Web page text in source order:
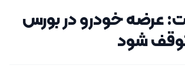
عرضه خودرو در بورس
شود